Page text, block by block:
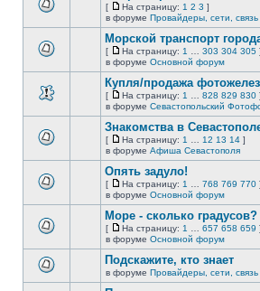
непрочитанных
сообщений.
этой
непрочитанных
сообщений.
[
На
страницу
На страницу: 1 2 3 ]
в форуме Провайдеры, сети, связь
этой
непрочитанных
сообщений.
Морской транспорт
[
На
страницу
На страницу: 1 303 304 305 ]
в форуме Основной форум
этой
непрочитанных
сообщений.
Купля/продажа
[
На
страницу
На страницу: 1 828 829 830 ]
в форуме Севастопольский
этой
непрочитанных
сообщений.
Знакомства в
[
На
страницу
На страницу: 1 12 13 14 ]
в форуме Афиша Севастополя
этой
непрочитанных
сообщений.
Опять задуло!
[
На
страницу
На страницу: 1 768 769 770 ]
в форуме Основной форум
этой
непрочитанных
Море - сколько градусов?
[
На
страницу
На страницу: 1 657 658 659 ]
в форуме Основной форум
Подскажите, кто знает
в форуме Провайдеры, сети, связь